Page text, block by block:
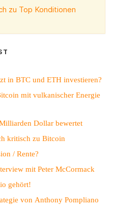
zu Top Konditionen
in BTC und ETH investieren?
mit vulkanischer Energie
Dollar bewertet
kritisch zu Bitcoin
/ Rente?
mit Peter McCormack
gehört!
von Anthony Pompliano